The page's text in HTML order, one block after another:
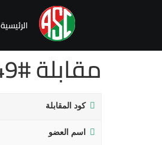
الرئيسية
مقابلة #49
كود المقابلة
اسم العضو